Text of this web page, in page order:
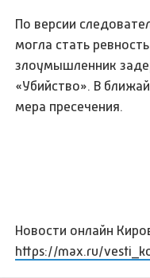
По версии
могла стать
злоумышленник
«Убийство». В
мера пресечения.
Новости онлайн
https://max.ru/